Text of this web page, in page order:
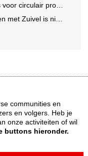
in de sportsector
is niet misleidend
communities en
en volgers. Heb je
onze activiteiten of wil
buttons hieronder.